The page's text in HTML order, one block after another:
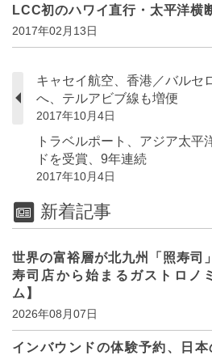
LCC初のハワイ直行・太平洋横
2017年02月13日
キャセイ航空、香港／バルセ
へ、テルアビブ線も増便
2017年10月4日
トラベルポート、アジア太平
ドを受賞、9年連続
2017年10月4日
新着記事
世界の富裕層が北九州「照寿司
寿司店から始まるガストロノ
ム】
2026年08月07日
インバウンドの体験予約、日